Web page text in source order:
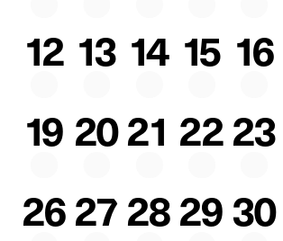
12 13 14 15 16
19 2021 2223
2627282930